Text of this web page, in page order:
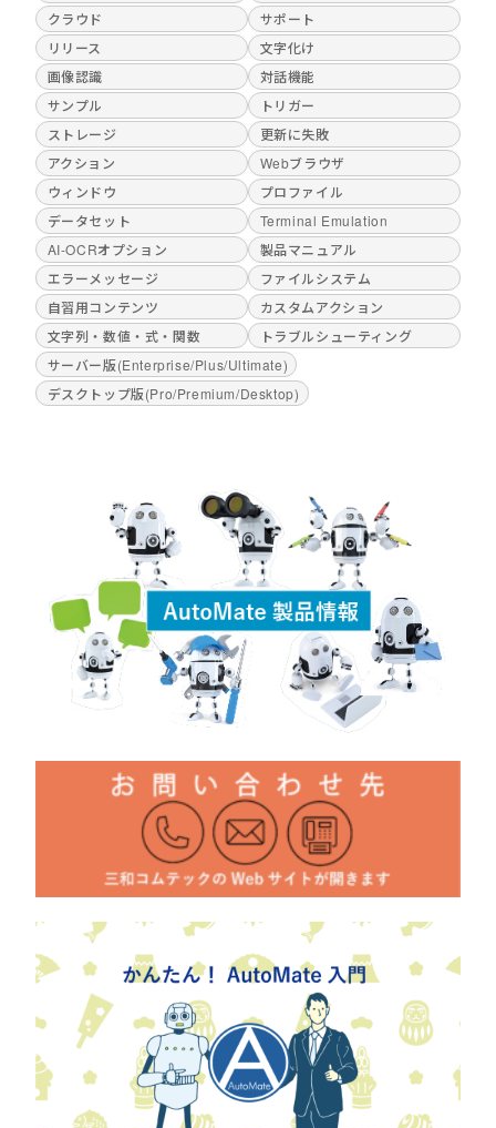
クラウド
サポート
リリース
文字化け
画像認識
対話機能
サンプル
トリガー
ストレージ
更新に失敗
アクション
Webブラウザ
ウィンドウ
プロファイル
データセット
Terminal Emulation
AI-OCRオプション
製品マニュアル
エラーメッセージ
ファイルシステム
自習用コンテンツ
カスタムアクション
文字列・数値・式・関数
トラブルシューティング
サーバー版(Enterprise/Plus/Ultimate)
デスクトップ版(Pro/Premium/Desktop)